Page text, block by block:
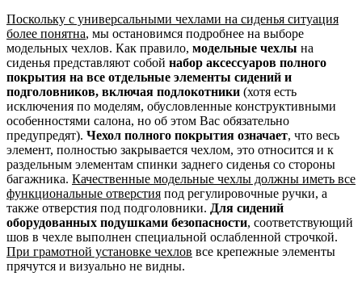
Поскольку с универсальными чехлами на сиденья ситуация
более понятна, мы остановимся подробнее на выборе
модельных чехлов. Как правило, модельные чехлы на
сиденья представляют собой набор аксессуаров полного
покрытия на все отдельные элементы сидений и
подголовников, включая подлокотники (хотя есть
исключения по моделям, обусловленные конструктивными
особенностями салона, но об этом Вас обязательно
предупредят). Чехол полного покрытия означает, что весь
элемент, полностью закрывается чехлом, это относится и к
раздельным элементам спинки заднего сиденья со стороны
багажника. Качественные модельные чехлы должны иметь все
функциональные отверстия под регулировочные ручки, а
также отверстия под подголовники. Для сидений
оборудованных подушками безопасности, соответствующий
шов в чехле выполнен специальной ослабленной строчкой.
При грамотной установке чехлов все крепежные элементы
прячутся и визуально не видны.